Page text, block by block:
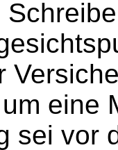
eine
sei vor